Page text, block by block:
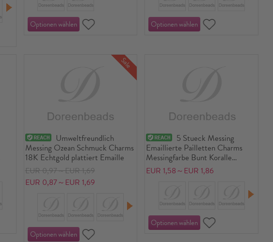
Sale
Umweltfreundlich
Messing Ozean Schmuck Charms
18K Echtgold plattiert Emaille
EUR 0,97～EUR 1,69
EUR 0,87～EUR 1,69
5 Stueck Messing
Emaillierte Pailletten Charms
Messingfarbe Bunt Koralle
Emaille 20mm x 15mm
EUR 1,58～EUR 1,86